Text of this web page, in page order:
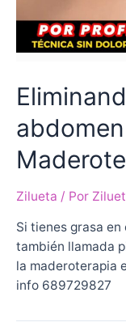
Zilueta / Por
Si tienes grasa
también llamada
la maderoterapia
info 689729827